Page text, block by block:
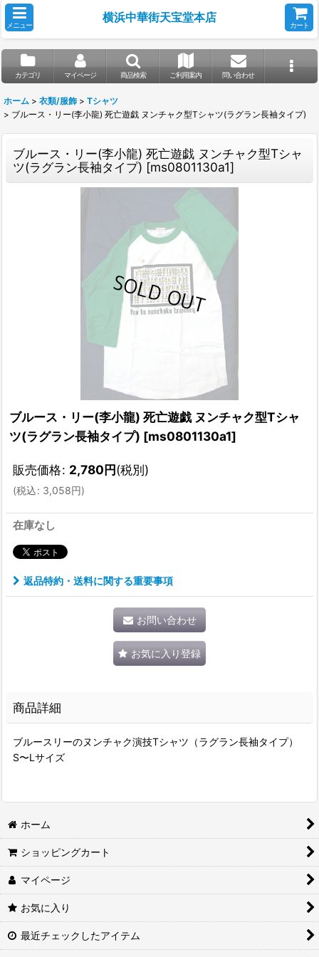
メニュー
横浜中華街天宝堂本店
カート
カテゴリ マイページ 商品検索 ご利用案内 問い合わせ
ホーム > 衣類/服飾 > Tシャツ
> ブルース・リー(李小龍) 死亡遊戯 ヌンチャク型Tシャツ(ラグラン長袖タイプ)
ブルース・リー(李小龍) 死亡遊戯 ヌンチャク型Tシャ
ツ(ラグラン長袖タイプ) [ms0801130a1]
ブルース・リー(李小龍) 死亡遊戯 ヌンチャク型Tシャ
ツ(ラグラン長袖タイプ) [ms0801130a1]
販売価格: 2,780円(税別)
(税込: 3,058円)
在庫なし
返品特約・送料に関する重要事項
お問い合わせ
お気に入り登録
商品詳細
ブルースリーのヌンチャク演技Tシャツ（ラグラン長袖タイプ）
S〜Lサイズ
ホーム
ショッピングカート
マイページ
お気に入り
最近チェックしたアイテム